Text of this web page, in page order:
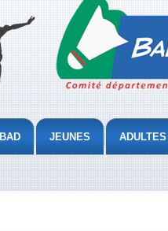
JEUNES ADULTES